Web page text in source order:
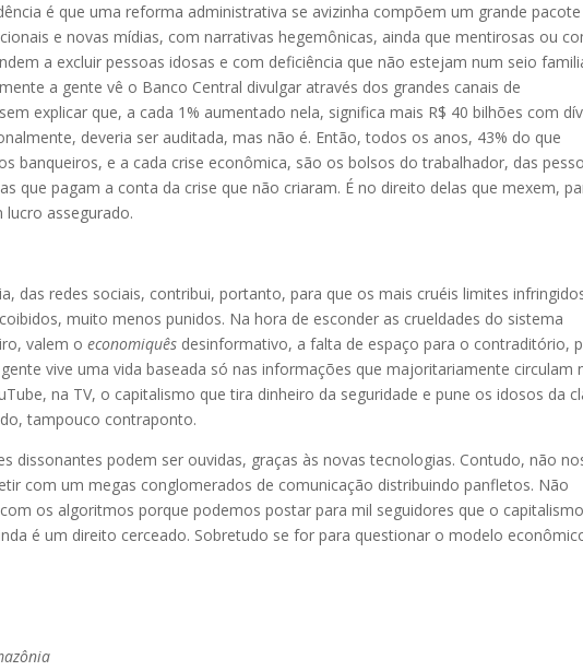
é que uma reforma administrativa se avizinha compõem um grande pacote
e novas mídias, com narrativas hegemônicas, ainda que mentirosas ou
a excluir pessoas idosas e com deficiência que não estejam num seio
a gente vê o Banco Central divulgar através dos grandes canais de
explicar que, a cada 1% aumentado nela, significa mais R$ 40 bilhões com
deveria ser auditada, mas não é. Então, todos os anos, 43% do que
banqueiros, e a cada crise econômica, são os bolsos do trabalhador, das
que pagam a conta da crise que não criaram. É no direito delas que mexem,
assegurado.
das redes sociais, contribui, portanto, para que os mais cruéis limites
muito menos punidos. Na hora de esconder as crueldades do sistema
valem oeconomiquês desinformativo, a falta de espaço para o contraditório,
vive uma vida baseada só nas informações que majoritariamente circulam
na TV, o capitalismo que tira dinheiro da seguridade e pune os idosos da
tampouco contraponto.
dissonantes podem ser ouvidas, graças às novas tecnologias. Contudo, não
com um megas conglomerados de comunicação distribuindo panfletos. Não
os algoritmos porque podemos postar para mil seguidores que o
é um direito cerceado. Sobretudo se for para questionar o modelo